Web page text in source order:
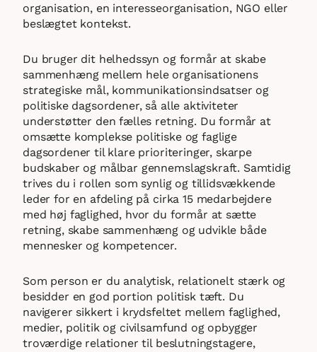
organisation, en interesseorganisation, NGO eller
beslægtet kontekst.
Du bruger dit helhedssyn og formår at skabe
sammenhæng mellem hele organisationens
strategiske mål, kommunikationsindsatser og
politiske dagsordener, så alle aktiviteter
understøtter den fælles retning. Du formår at
omsætte komplekse politiske og faglige
dagsordener til klare prioriteringer, skarpe
budskaber og målbar gennemslagskraft. Samtidig
trives du i rollen som synlig og tillidsvækkende
leder for en afdeling på cirka 15 medarbejdere
med høj faglighed, hvor du formår at sætte
retning, skabe sammenhæng og udvikle både
mennesker og kompetencer.
Som person er du analytisk, relationelt stærk og
besidder en god portion politisk tæft. Du
navigerer sikkert i krydsfeltet mellem faglighed,
medier, politik og civilsamfund og opbygger
troværdige relationer til beslutningstagere,